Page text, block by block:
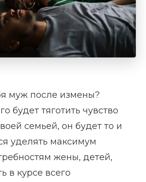
муж после измены?
будет тяготить чувство
семьей, он будет то и
уделять максимум
жены, детей,
в курсе всего